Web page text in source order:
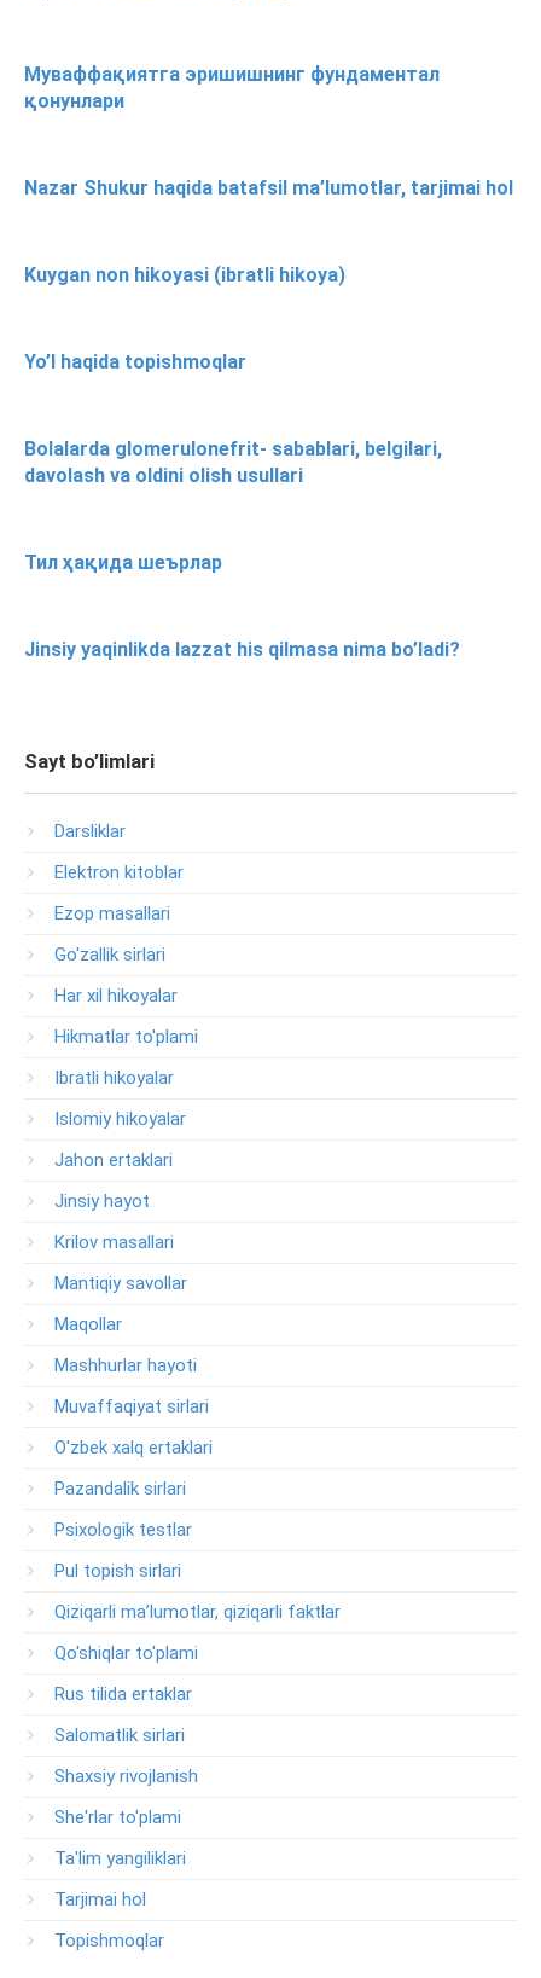
Муваффақиятга эришишнинг фундаментал
қонунлари
Nazar Shukur haqida batafsil ma’lumotlar, tarjimai hol
Kuygan non hikoyasi (ibratli hikoya)
Yo’l haqida topishmoqlar
Bolalarda glomerulonefrit- sabablari, belgilari,
davolash va oldini olish usullari
Тил ҳақида шеърлар
Jinsiy yaqinlikda lazzat his qilmasa nima bo’ladi?
Sayt bo’limlari
Darsliklar
Elektron kitoblar
Ezop masallari
Go'zallik sirlari
Har xil hikoyalar
Hikmatlar to'plami
Ibratli hikoyalar
Islomiy hikoyalar
Jahon ertaklari
Jinsiy hayot
Krilov masallari
Mantiqiy savollar
Maqollar
Mashhurlar hayoti
Muvaffaqiyat sirlari
O'zbek xalq ertaklari
Pazandalik sirlari
Psixologik testlar
Pul topish sirlari
Qiziqarli ma’lumotlar, qiziqarli faktlar
Qo'shiqlar to'plami
Rus tilida ertaklar
Salomatlik sirlari
Shaxsiy rivojlanish
She'rlar to'plami
Ta'lim yangiliklari
Tarjimai hol
Topishmoqlar